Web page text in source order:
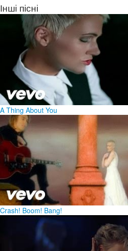
Інші пісні
A Thing About You
Crash! Boom! Bang!